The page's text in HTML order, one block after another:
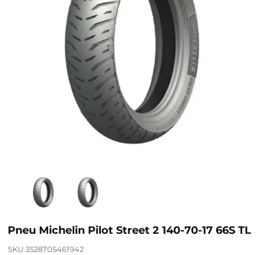
Pneu Michelin Pilot Street 2 140-70-17 66S TL
SKU 3528705461942